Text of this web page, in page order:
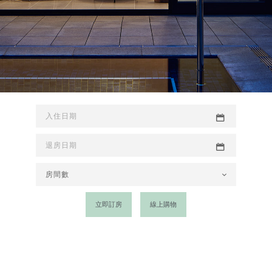
立即訂房 線上購物